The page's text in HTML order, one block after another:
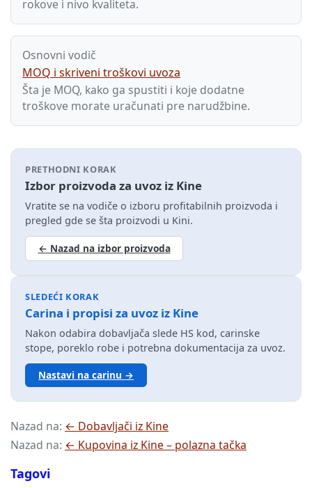
rokove i nivo kvaliteta.
Osnovni vodič
MOQ i skriveni troškovi uvoza
Šta je MOQ, kako ga spustiti i koje dodatne
troškove morate uračunati pre narudžbine.
PRETHODNI KORAK
Izbor proizvoda za uvoz iz Kine
Vratite se na vodiče o izboru profitabilnih proizvoda i
pregled gde se šta proizvodi u Kini.
← Nazad na izbor proizvoda
SLEDEĆI KORAK
Carina i propisi za uvoz iz Kine
Nakon odabira dobavljača slede HS kod, carinske
stope, poreklo robe i potrebna dokumentacija za uvoz.
Nastavi na carinu →
Nazad na: ← Dobavljači iz Kine
Nazad na: ← Kupovina iz Kine – polazna tačka
Tagovi